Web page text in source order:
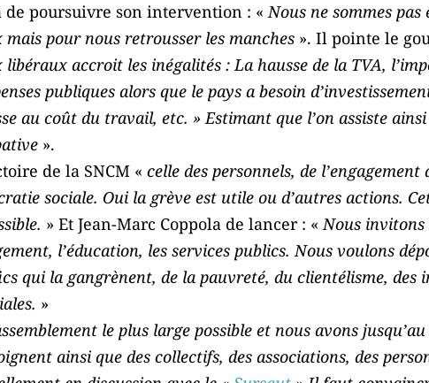
de poursuivre son intervention : «Nous ne sommes
pour nous retrousser les manches ». Il pointe le
libéraux accroit les inégalités : La hausse de la TVA,
publiques alors que le pays a besoin
au coût du travail, etc. » Estimant que l’on assiste
».
de la SNCM « celle des personnels, de
sociale. Oui la grève est utile ou d’autres actions.
» Et Jean-Marc Coppola de lancer : «Nous
l’éducation, les services publics. Nous voulons
qui la gangrènent, de la pauvreté, du clientélisme, des
»
le plus large possible et nous avons
ainsi que des collectifs, des associations, des